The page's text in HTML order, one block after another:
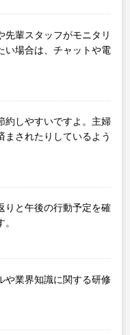
先輩スタッフがモニタリ
い場合は、チャットや電
約しやすいですよ。主婦
まされたりしているよう
りと午後の行動予定を確
や業界知識に関する研修